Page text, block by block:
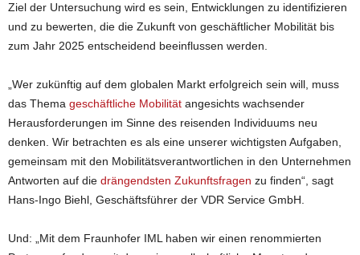
Ziel der Untersuchung wird es sein, Entwicklungen zu identifizieren
und zu bewerten, die die Zukunft von geschäftlicher Mobilität bis
zum Jahr 2025 entscheidend beeinflussen werden.
„Wer zukünftig auf dem globalen Markt erfolgreich sein will, muss
das Thema geschäftliche Mobilität angesichts wachsender
Herausforderungen im Sinne des reisenden Individuums neu
denken. Wir betrachten es als eine unserer wichtigsten Aufgaben,
gemeinsam mit den Mobilitätsverantwortlichen in den Unternehmen
Antworten auf die drängendsten Zukunftsfragen zu finden“, sagt
Hans-Ingo Biehl, Geschäftsführer der VDR Service GmbH.
Und: „Mit dem Fraunhofer IML haben wir einen renommierten